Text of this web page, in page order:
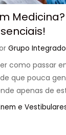
Grupo Integrado
como passar
que pouca
apenas de
e